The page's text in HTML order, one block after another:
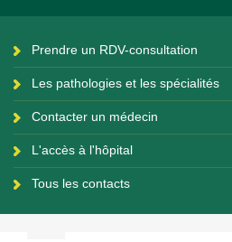
Prendre un RDV-consultation
Les pathologies et les spécialités
Contacter un médecin
L'accès à l'hôpital
Tous les contacts